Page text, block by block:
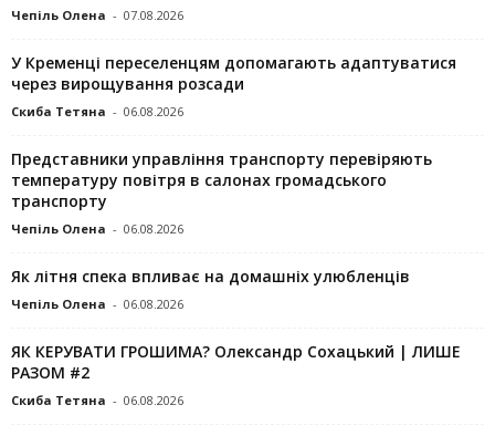
Чепіль Олена - 07.08.2026
У Кременці переселенцям допомагають адаптуватися
через вирощування розсади
Скиба Тетяна - 06.08.2026
Представники управління транспорту перевіряють
температуру повітря в салонах громадського
транспорту
Чепіль Олена - 06.08.2026
Як літня спека впливає на домашніх улюбленців
Чепіль Олена - 06.08.2026
ЯК КЕРУВАТИ ГРОШИМА? Олександр Сохацький | ЛИШЕ
РАЗОМ #2
Скиба Тетяна - 06.08.2026